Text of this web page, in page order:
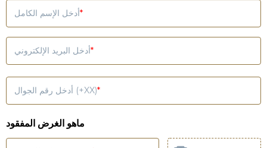
أدخل الإسم الكامل
أدخل البريد الإلكتروني
أدخل رقم الجوال (+XX)
ماهو الغرض المفقود